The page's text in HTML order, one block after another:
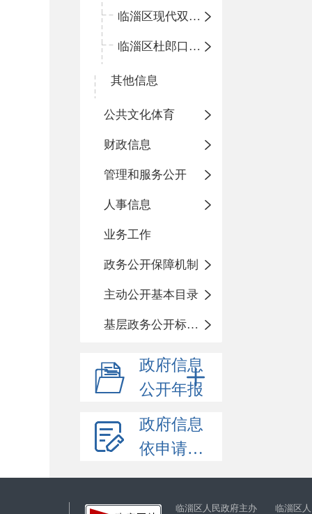
临淄区现代双语学校
临淄区杜郎口小学
其他信息
公共文化体育
财政信息
管理和服务公开
人事信息
业务工作
政务公开保障机制
主动公开基本目录
基层政务公开标准化目录
政府信息
公开年报
政府信息
依申请公开
临淄区人民政府主办 临淄区人